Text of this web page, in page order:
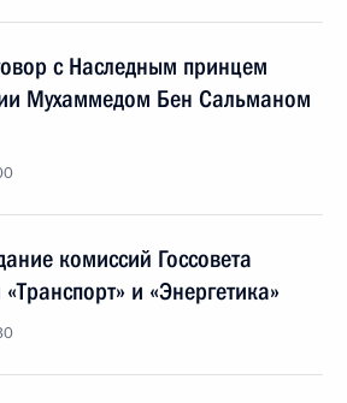
с Наследным принцем
Мухаммедом Бен Сальманом
комиссий Госсовета
и «Энергетика»